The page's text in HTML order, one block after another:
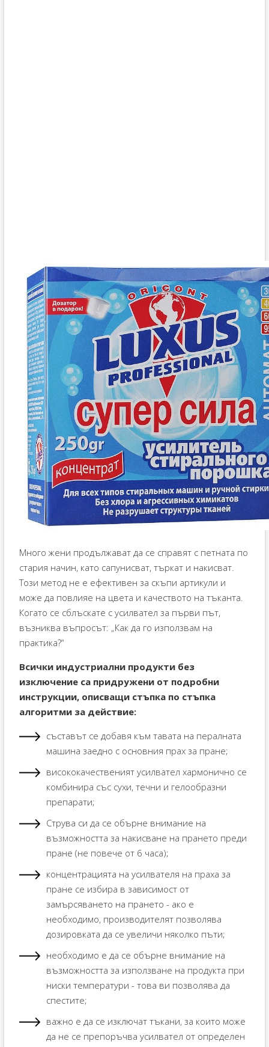
Много жени продължават да се справят с петната по
стария начин, като сапунисват, търкат и накисват.
Този метод не е ефективен за скъпи артикули и
може да повлияе на цвета и качеството на тъканта.
Когато се сблъскате с усилвател за първи път,
възниква въпросът: „Как да го използвам на
практика?“
Всички индустриални продукти без
изключение са придружени от подробни
инструкции, описващи стъпка по стъпка
алгоритми за действие:
съставът се добавя към тавата на пералната
машина заедно с основния прах за пране;
висококачественият усилвател хармонично се
комбинира със сухи, течни и гелообразни
препарати;
Струва си да се обърне внимание на
възможността за накисване на прането преди
пране (не повече от 6 часа);
концентрацията на усилвателя на праха за
пране се избира в зависимост от
замърсяването на прането - ако е
необходимо, производителят позволява
дозировката да се увеличи няколко пъти;
необходимо е да се обърне внимание на
възможността за използване на продукта при
ниски температури - това ви позволява да
спестите;
важно е да се изключат тъкани, за които може
да не се препоръчва усилвател от определен